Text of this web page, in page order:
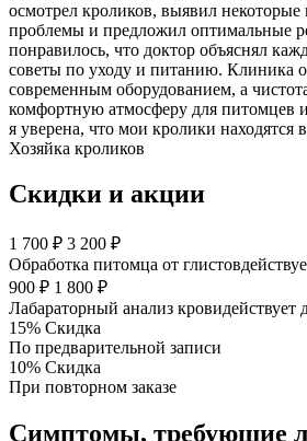
осмотрел кроликов, выявил некоторые
проблемы и предложил оптимальные
понравилось, что доктор объяснял
советы по уходу и питанию. Клиника
современным оборудованием, а
комфортную атмосферу для питомцев
я уверена, что мои кролики находятся
Хозяйка кроликов
Скидки и акции
1 700 ₽ 3 200 ₽
Обработка питомца от глистов
900 ₽ 1 800 ₽
Лабараторный анализ кровидействует
15% Скидка
По предварительной записи
10% Скидка
При повторном заказе
Симптомы, требующие